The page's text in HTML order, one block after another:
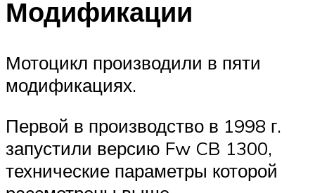
Модификации
Мотоцикл производили в пяти
модификациях.
Первой в производство в 1998 г.
запустили версию Fw CB 1300,
технические параметры которой